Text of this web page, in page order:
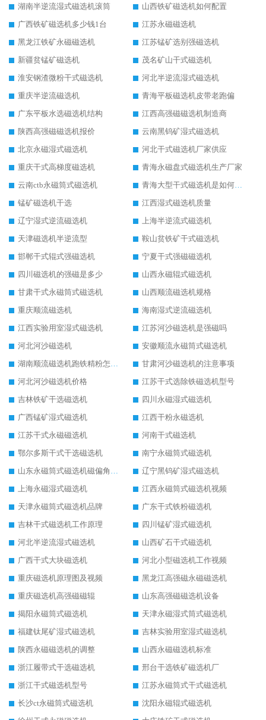
湖南半逆流湿式磁选机滚筒
山西铁矿磁选机如何配置
广西铁矿磁选机多少钱1台
江苏永磁磁选机
黑龙江铁矿永磁磁选机
江苏锰矿选别强磁选机
新疆贫锰矿磁选机
茂名矿山干式磁选机
淮安钢渣微粉干式磁选机
河北半逆流湿式磁选机
重庆半逆流磁选机
青海平板磁选机皮带老跑偏
广东平板水选磁选机结构
江西高强磁磁选机制造商
陕西高强磁磁选机报价
云南黑钨矿湿式磁选机
北京永磁湿式磁选机
河北干式磁选机厂家供应
重庆干式高梯度磁选机
青海永磁盘式磁选机生产厂家
云南ctb永磁筒式磁选机
青海大型干式磁选机是如何选矿的
锰矿磁选机干选
江西湿式磁选机质量
辽宁湿式逆流磁选机
上海半逆流式磁选机
天津磁选机半逆流型
鞍山贫铁矿干式磁选机
邯郸干式辊式强磁选机
宁夏干式强磁磁选机
四川磁选机的强磁是多少
山西永磁辊式磁选机
甘肃干式永磁筒式磁选机
山西顺流磁选机规格
重庆顺流磁选机
海南湿式逆流磁选机
江西实验用室湿式磁选机
江苏河沙磁选机是强磁吗
河北河沙磁选机
安徽顺流永磁筒式磁选机
湖南顺流磁选机跑铁精粉怎么处理
甘肃河沙磁选机的注意事项
河北河沙磁选机价格
江苏干式选除铁磁选机型号
吉林铁矿干选磁选机
四川永磁湿式磁选机
广西锰矿湿式磁选机
江西干粉永磁选机
江苏干式永磁磁选机
河南干式磁选机
鄂尔多斯干式干选磁选机
南宁永磁筒式磁选机
山东永磁筒式磁选机磁偏角怎么调整
辽宁黑钨矿湿式磁选机
上海永磁湿式磁选机
江西永磁筒式磁选机视频
天津永磁筒式磁选机品牌
广东干式铁粉磁选机
吉林干式磁选机工作原理
四川锰矿湿式磁选机
河北半逆流湿式磁选机
山西矿石干式磁选机
广西干式大块磁选机
河北小型磁选机工作视频
重庆磁选机原理图及视频
黑龙江高强磁永磁磁选机
重庆磁选机高强磁磁辊
山东高强磁磁选机设备
揭阳永磁筒式磁选机
天津永磁湿式筒式磁选机
福建钛尾矿湿式磁选机
吉林实验用室湿式磁选机
陕西永磁磁选机的调整
山西永磁磁选机标准
浙江履带式干选磁选机
邢台干选铁矿磁选机厂
浙江干式磁选机型号
江苏永磁筒式干式磁选机
长沙ct永磁筒式磁选机
沈阳永磁辊式磁选机